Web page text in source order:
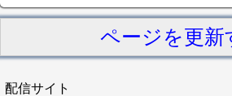
ページを更新
配信サイト